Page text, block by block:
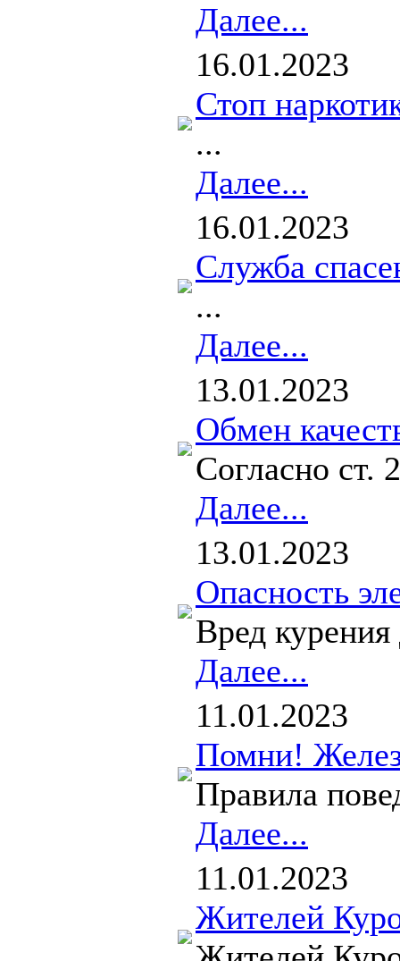
Далее...
16.01.2023
Стоп
...
Далее...
16.01.2023
Служба
...
Далее...
13.01.2023
Обмен
Согласно ст.
Далее...
13.01.2023
Опасность
Вред
Далее...
11.01.2023
Помни!
Правила
Далее...
11.01.2023
Жителей